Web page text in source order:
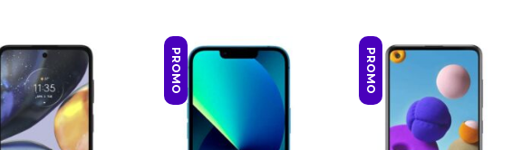
PROMO PROMO